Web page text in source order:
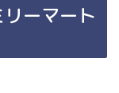
リーマート